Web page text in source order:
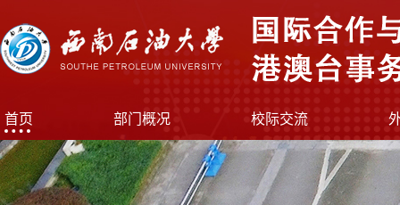
首页 部门概况 校际交流